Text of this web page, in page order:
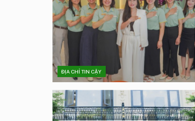
ĐỊA CHỈ TIN CẬY